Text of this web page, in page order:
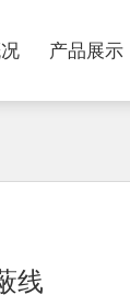
产品展示
线